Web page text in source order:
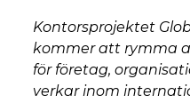
Kontorsprojektet
kommer att rymma
för företag,
verkar inom